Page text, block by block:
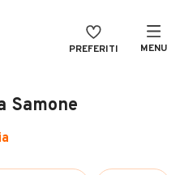
PREFERITI MENU
Samone